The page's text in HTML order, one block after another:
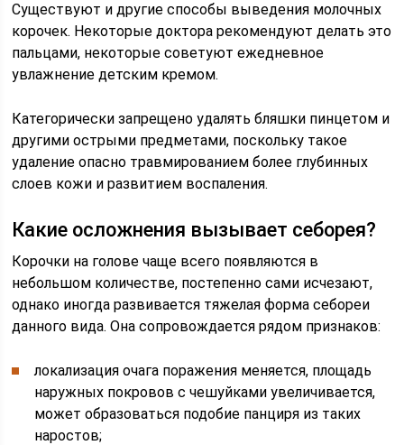
Существуют и другие способы выведения молочных
корочек. Некоторые доктора рекомендуют делать это
пальцами, некоторые советуют ежедневное
увлажнение детским кремом.
Категорически запрещено удалять бляшки пинцетом и
другими острыми предметами, поскольку такое
удаление опасно травмированием более глубинных
слоев кожи и развитием воспаления.
Какие осложнения вызывает себорея?
Корочки на голове чаще всего появляются в
небольшом количестве, постепенно сами исчезают,
однако иногда развивается тяжелая форма себореи
данного вида. Она сопровождается рядом признаков:
локализация очага поражения меняется, площадь
наружных покровов с чешуйками увеличивается,
может образоваться подобие панциря из таких
наростов;